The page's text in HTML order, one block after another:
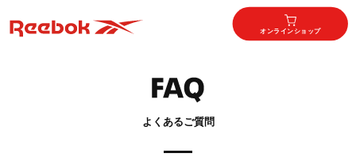
オンラインショップ
よくあるご質問